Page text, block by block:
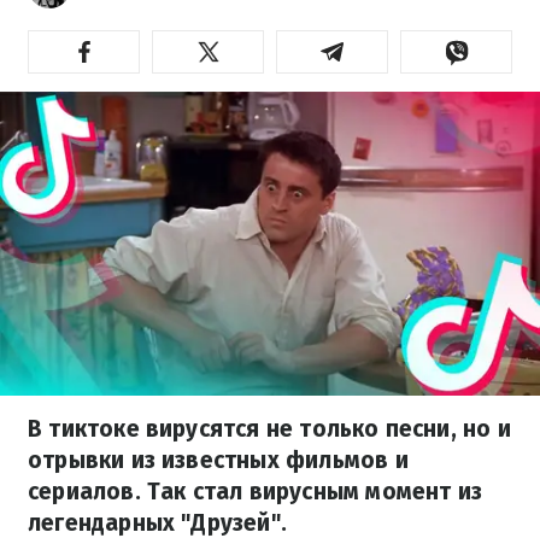
В тиктоке вирусятся не только песни, но и
отрывки из известных фильмов и
сериалов. Так стал вирусным момент из
легендарных "Друзей".